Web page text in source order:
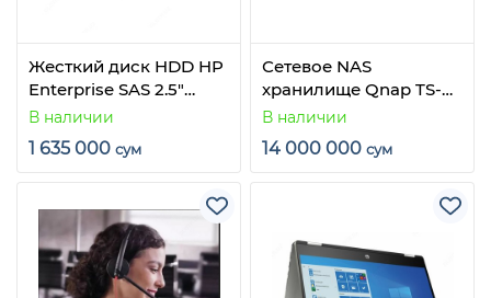
Жесткий диск HDD HP
Enterprise SAS 2.5"
300GB 785410
В наличии
1 635 000 сум
Сетевое NAS
хранилище Qnap TS-
832PX
В наличии
14 000 000 сум